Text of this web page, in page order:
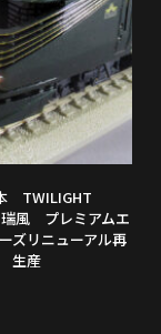
TWILIGHT
風 プレミアムエ
ズリニューアル再
生産